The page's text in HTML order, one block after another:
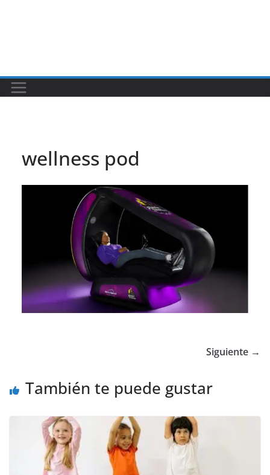
wellness pod
Siguiente →
También te puede gustar